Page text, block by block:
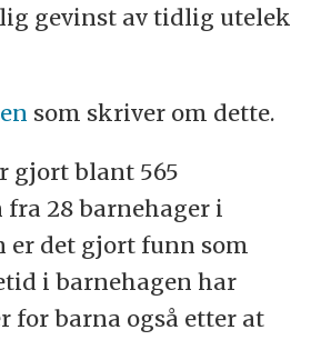
gevinst av tidlig utelek
som skriver om dette.
gjort blant 565
28 barnehager i
er det gjort funn som
i barnehagen har
for barna også etter at